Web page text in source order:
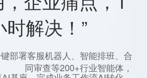
时解决！”
部署客服机器人、智能排班、合
同审查等200+行业智能体，